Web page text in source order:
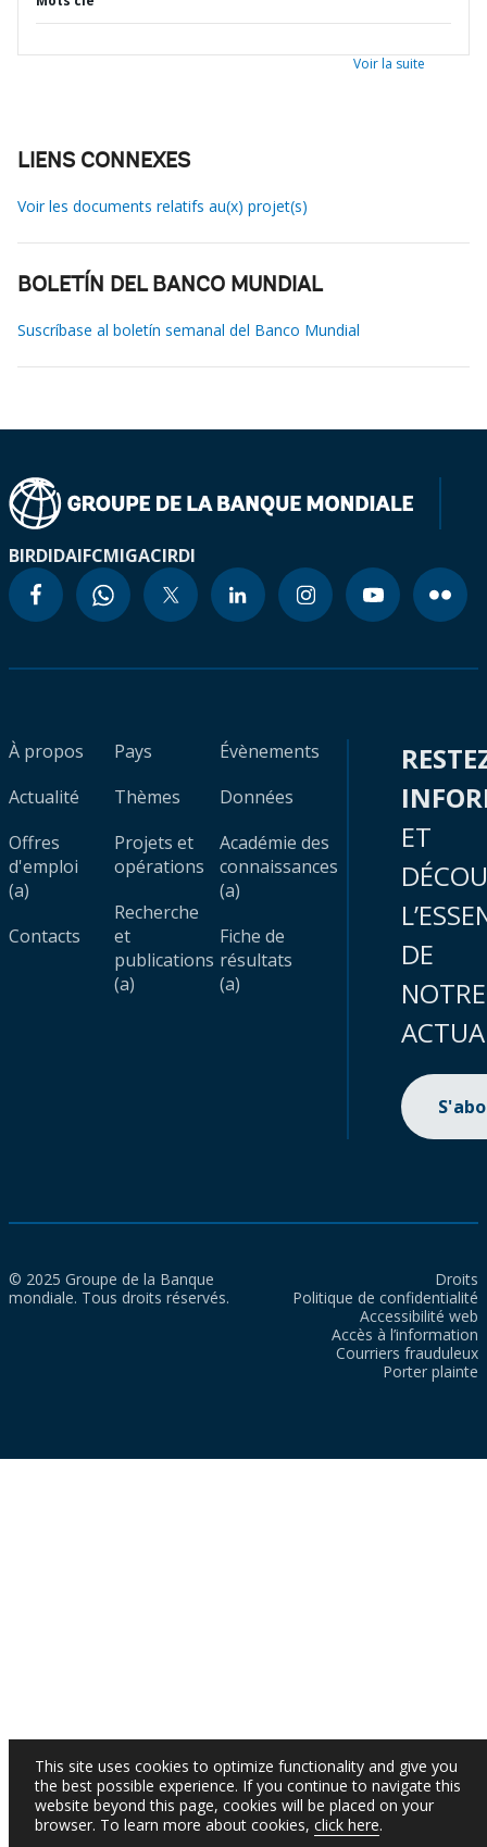
Voir la suite
LIENS CONNEXES
Voir les documents relatifs au(x) projet(s)
BOLETÍN DEL BANCO MUNDIAL
Suscríbase al boletín semanal del Banco Mundial
BIRDIDAIFCMIGACIRDI
À propos
Actualité
Offres
d'emploi
(a)
Contacts
Pays
Thèmes
Projets et
opérations
Recherche
et
publications
(a)
Évènements
Données
Académie des
connaissances
(a)
Fiche de
résultats
(a)
ET
DE
NOTRE
© 2025 Groupe de la Banque
mondiale. Tous droits réservés.
Droits
Politique de confidentialité
Accessibilité web
Accès à l’information
Courriers frauduleux
Porter plainte
This site uses cookies to optimize functionality and give you
the best possible experience. If you continue to navigate this
website beyond this page, cookies will be placed on your
browser. To learn more about cookies, click here.